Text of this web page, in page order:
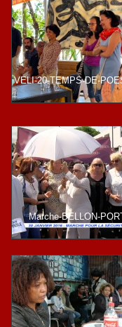
VELI-20-TEMPS-DE-
Marche-BELLON-